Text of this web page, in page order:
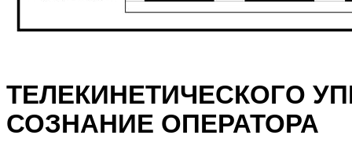
ТЕЛЕКИНЕТИЧЕСКОГО
СОЗНАНИЕ ОПЕРАТОРА